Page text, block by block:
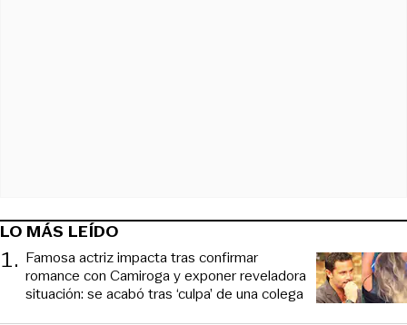
LO MÁS LEÍDO
1. Famosa actriz impacta tras confirmar
romance con Camiroga y exponer reveladora
situación: se acabó tras ‘culpa’ de una colega